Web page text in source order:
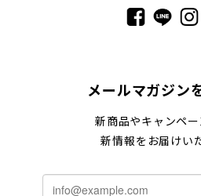
メールマガジン
新商品やキャンペ
新情報をお届けい